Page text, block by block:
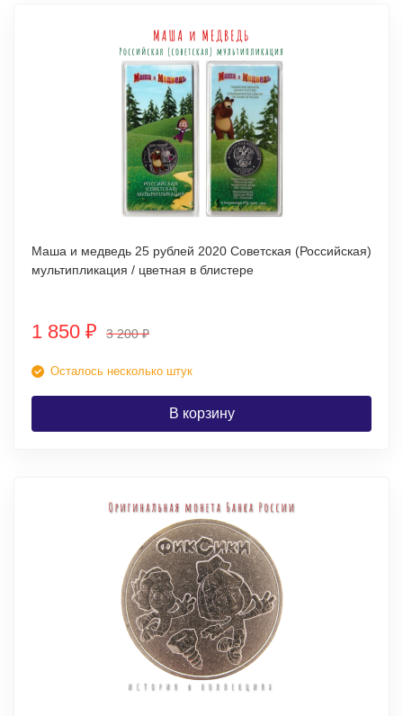
Маша и медведь 25 рублей 2020 Советская (Российская)
мультипликация / цветная в блистере
1 850 ₽ 3 200₽
Осталось несколько штук
В корзину